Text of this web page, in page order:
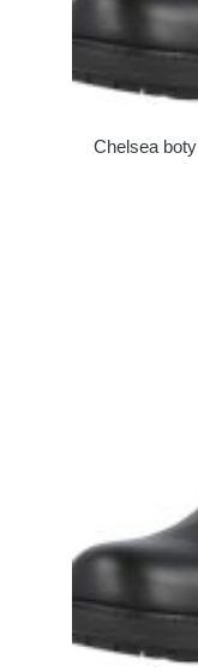
Chelsea